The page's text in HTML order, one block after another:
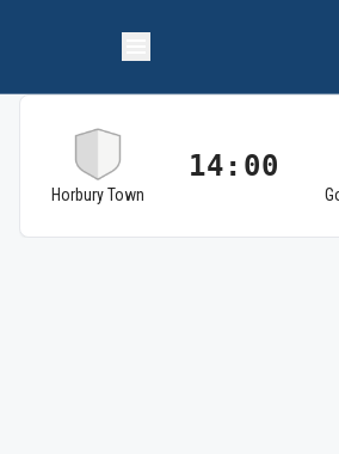
Horbury Town
14:00